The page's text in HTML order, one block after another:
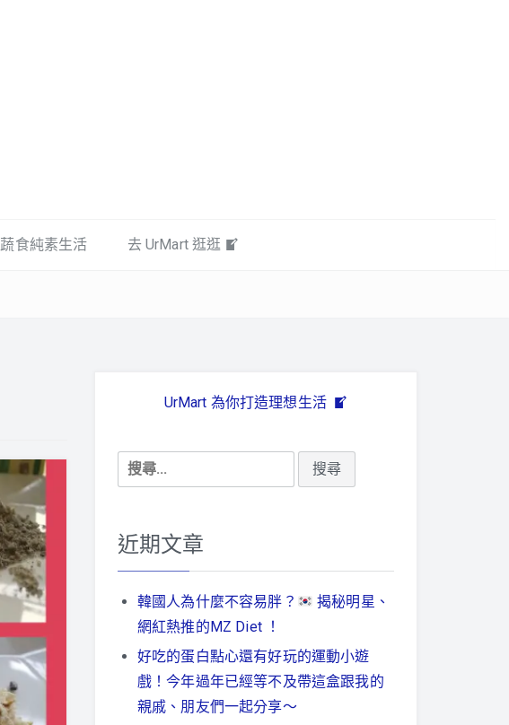
蔬食純素生活 去 UrMart 逛逛
UrMart 為你打造理想生活
搜
尋
鍵
近期文章
韓國人為什麼不容易胖？
揭秘明星、
網紅熱推的MZ Diet ！
好吃的蛋白點心還有好玩的運動小遊
戲！今年過年已經等不及帶這盒跟我的
親戚、朋友們一起分享～